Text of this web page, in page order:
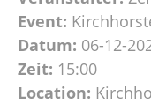
Event:
Datum: 06-12-
Zeit: 15:00
Location: